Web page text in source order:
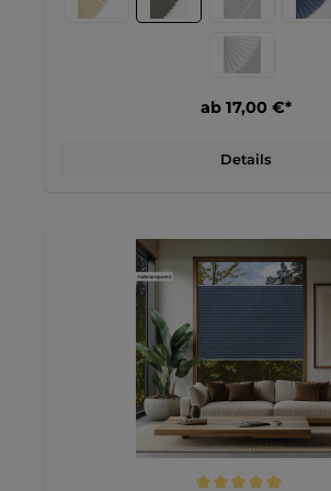
nicht nur für eine stilvolle Optik, sondern
Wabenplisseestoff ist halbtransparent,
auch Sichtschutz gewünscht sind. Er
Tageslicht herein, während er neugierige
weiße Rückseite trägt zusätzlich zur
bei, indem sie Sonnenstrahlen effektiv
bietet eine stilvolle und funktionale
das Budget zu sprengen. Zudem ist der
pflegeleicht. Eine einfache Handwäsche
Temperaturen genügt, um ihn in
zu halten. Damit ist dieser
Wahl für alle, die Ästhetik,
unkomplizierte Pflege
ab 17,00 €*
Details